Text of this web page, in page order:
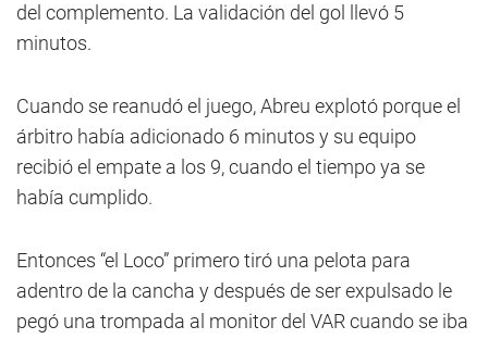
del complemento. La validación del gol llevó 5
minutos.
Cuando se reanudó el juego, Abreu explotó porque el
árbitro había adicionado 6 minutos y su equipo
recibió el empate a los 9, cuando el tiempo ya se
había cumplido.
Entonces “el Loco” primero tiró una pelota para
adentro de la cancha y después de ser expulsado le
pegó una trompada al monitor del VAR cuando se iba